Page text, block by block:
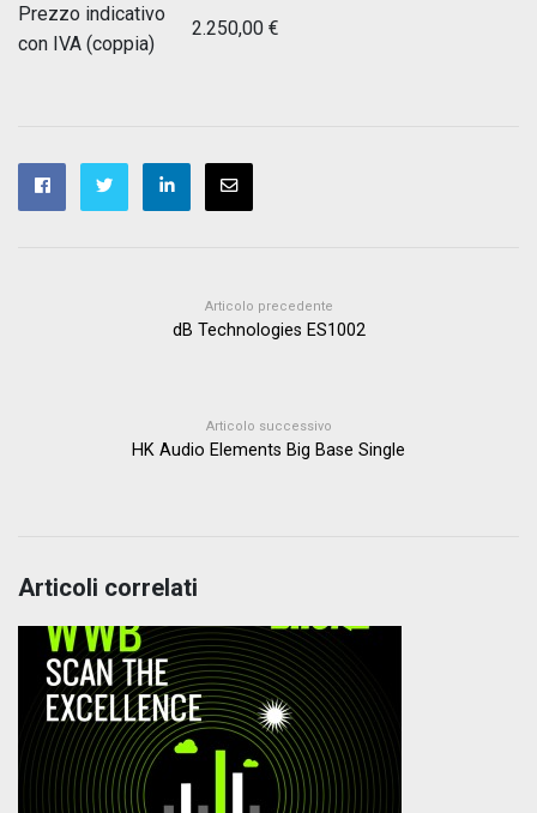
Prezzo indicativo
con IVA (coppia)
2.250,00 €
Articolo precedente
dB Technologies ES1002
Articolo successivo
HK Audio Elements Big Base Single
Articoli correlati